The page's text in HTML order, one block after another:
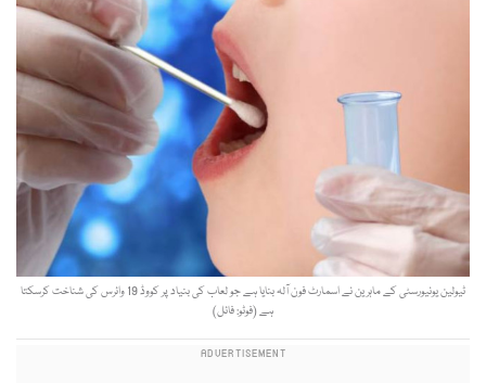
ٹیولین یونیورسٹی کے ماہرین نے اسمارٹ فون آلہ بنایا ہے جو لعاب کی بنیاد پر کووڈ 19 وائرس کی شناخت کرسکتا
ہے (فوٹو: فائل)